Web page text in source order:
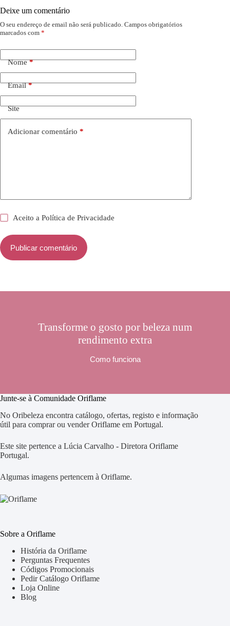
Deixe um comentário
O seu endereço de email não será publicado. Campos obrigatórios
marcados com *
Nome*
Email*
Site
Adicionar comentário *
Aceito aPolítica de Privacidade
Publicar comentário
Transforme o gosto por beleza num
rendimento extra
Como funciona
Junte-se à Comunidade Oriflame
No Oribeleza encontra catálogo, ofertas, registo e informação
útil para comprar ou vender Oriflame em Portugal.
Este site pertence a Lúcia Carvalho - Diretora Oriflame
Portugal.
Algumas imagens pertencem à Oriflame.
Sobre a Oriflame
História da Oriflame
Perguntas Frequentes
Códigos Promocionais
Pedir Catálogo Oriflame
Loja Online
Blog